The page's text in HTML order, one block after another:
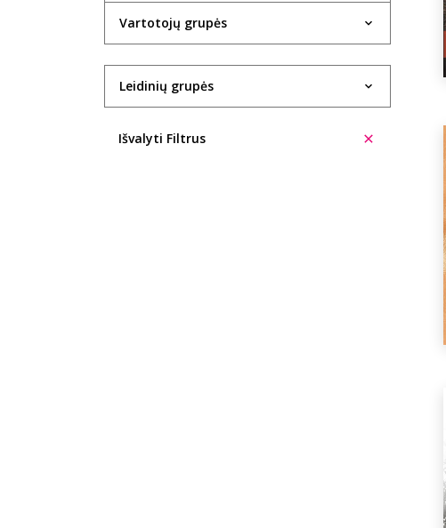
Vartotojų grupės
Leidinių grupės
Išvalyti Filtrus